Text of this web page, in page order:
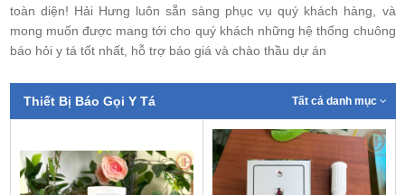
toàn diện! Hải Hưng luôn sẵn sàng phục vụ quý khách hàng, và
mong muốn được mang tới cho quý khách những hệ thống chuông
báo hỏi y tá tốt nhất, hỗ trợ báo giá và chào thầu dự án
Thiết Bị Báo Gọi Y Tá Tất cả danh mục